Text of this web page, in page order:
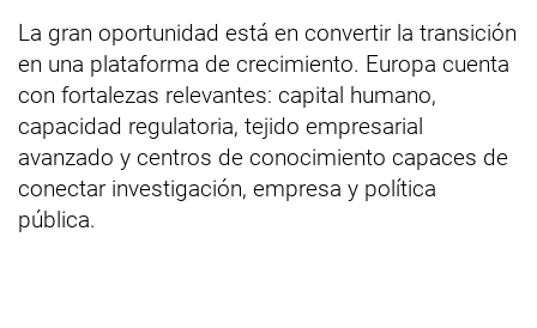
La gran oportunidad está en convertir la transición
en una plataforma de crecimiento. Europa cuenta
con fortalezas relevantes: capital humano,
capacidad regulatoria, tejido empresarial
avanzado y centros de conocimiento capaces de
conectar investigación, empresa y política
pública.